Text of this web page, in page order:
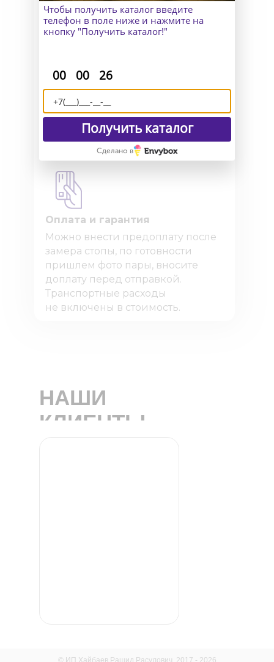
Доставка и возврат
Отправляем Вашу обувь по всему
миру и исправим все недочёты,
вся обувь на гарантии. Работает
по договору оферты.
Оплата и гарантия
Можно внести предоплату после
замера стопы, по готовности
пришлем фото пары, вносите
доплату перед отправкой.
Транспортные расходы
не включены в стоимость.
НАШИ
КЛИЕНТЫ
© ИП Хайбаев Рашид Расулович, 2017 - 2026
Чтобы получить каталог введите
телефон в поле ниже и нажмите на
кнопку "Получить каталог!"
00 00 26
Получить каталог
Сделано в